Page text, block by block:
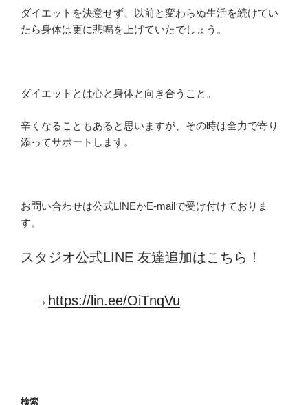
ダイエットを決意せず、以前と変わらぬ生活を続けてい
たら身体は更に悲鳴を上げていたでしょう。
ダイエットとは心と身体と向き合うこと。
辛くなることもあると思いますが、その時は全力で寄り
添ってサポートします。
お問い合わせは公式LINEかE-mailで受け付けておりま
す。
スタジオ公式LINE 友達追加はこちら！
→ https://lin.ee/OiTnqVu
検索